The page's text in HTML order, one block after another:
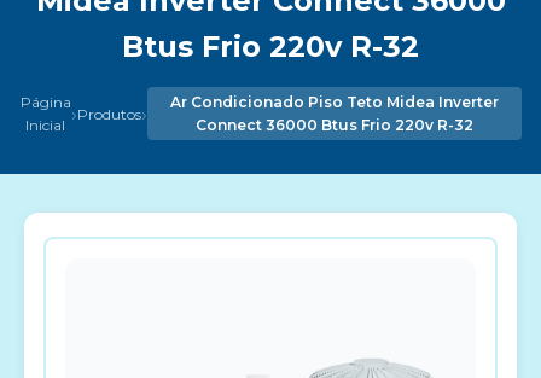
Btus Frio 220v R-32
Página
Inicial ›Produtos›
Ar Condicionado Piso Teto Midea Inverter
Connect 36000 Btus Frio 220v R-32